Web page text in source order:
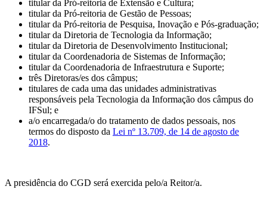
titular da Pró-reitoria de Extensão e Cultura;
titular da Pró-reitoria de Gestão de Pessoas;
titular da Pró-reitoria de Pesquisa, Inovação e Pós-graduação;
titular da Diretoria de Tecnologia da Informação;
titular da Diretoria de Desenvolvimento Institucional;
titular da Coordenadoria de Sistemas de Informação;
titular da Coordenadoria de Infraestrutura e Suporte;
três Diretoras/es dos câmpus;
titulares de cada uma das unidades administrativas
responsáveis pela Tecnologia da Informação dos câmpus do
IFSul; e
a/o encarregada/o do tratamento de dados pessoais, nos
termos do disposto da Lei nº 13.709, de 14 de agosto de
2018.
A presidência do CGD será exercida pelo/a Reitor/a.